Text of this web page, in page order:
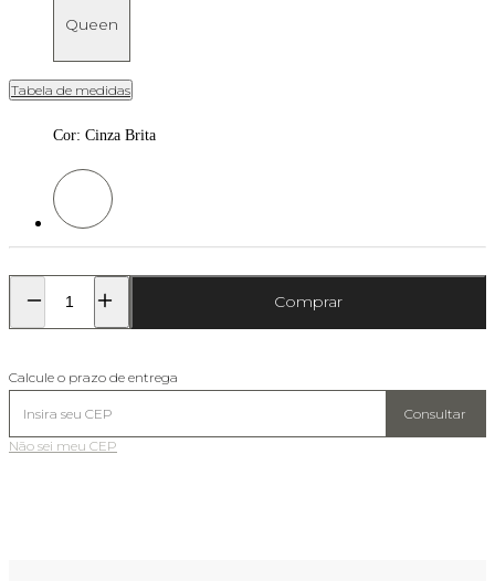
Queen
Tabela de medidas
Cor: Cinza Brita
Cor: Cinza Brita
Comprar
Calcule o prazo de entrega
Consultar
Não sei meu CEP